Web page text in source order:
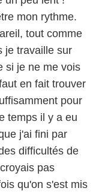
mon rythme.
tout comme
je travaille sur
si je ne me vois
en fait trouver
pour
temps il y a eu
j'ai fini par
difficultés de
pas
qu'on s'est mis